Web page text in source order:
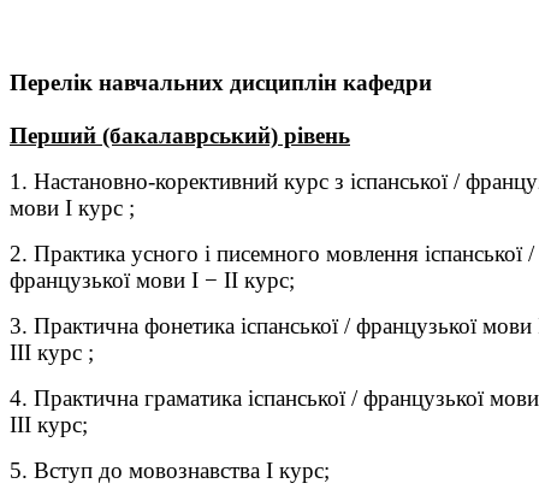
Перелік навчальних дисциплін кафедри
Перший (бакалаврський) рівень
1. Настановно-корективний курс з іспанської /
мови І курс ;
2. Практика усного і писемного мовлення іспанської /
французької мови І − ІІ курс;
3. Практична фонетика іспанської / французької мови
ІІІ курс ;
4. Практична граматика іспанської / французької
ІІІ курс;
5. Вступ до мовознавства І курс;